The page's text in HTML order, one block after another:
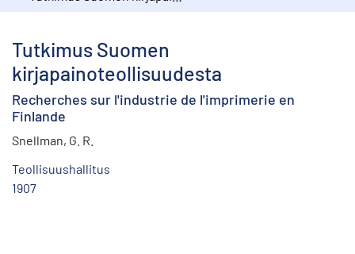
Tutkimus Suomen
kirjapainoteollisuudesta
Recherches sur l'industrie de l'imprimerie en
Finlande
Snellman, G. R.
Teollisuushallitus
1907